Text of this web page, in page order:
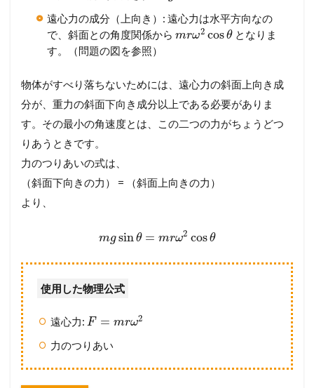
遠心力の成分（上向き）: 遠心力は水平方向なの
で、斜面との角度関係からmrω2 cosθとなりま
す。（問題の図を参照）
物体がすべり落ちないためには、遠心力の斜面上向き成
分が、重力の斜面下向き成分以上である必要がありま
す。その最小の角速度とは、この二つの力がちょうどつ
りあうときです。
力のつりあいの式は、
（斜面下向きの力） = （斜面上向きの力）
より、
mgsinθ = mrω2 cosθ
使用した物理公式
遠心力: F = mrω2
力のつりあい